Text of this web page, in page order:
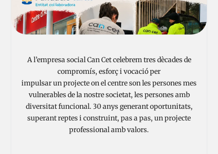
A l’empresa social Can Cet celebrem tres dècades de
compromís, esforç i vocació per
impulsar un projecte on el centre son les persones mes
vulnerables de la nostre societat, les persones amb
diversitat funcional. 30 anys generant oportunitats,
superant reptes i construint, pas a pas, un projecte
professional amb valors.